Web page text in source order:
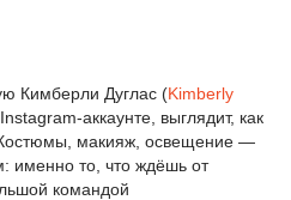
Кимберли Дуглас (Kimberly
аккаунте, выглядит, как
макияж, освещение —
именно то, что ждёшь от
командой